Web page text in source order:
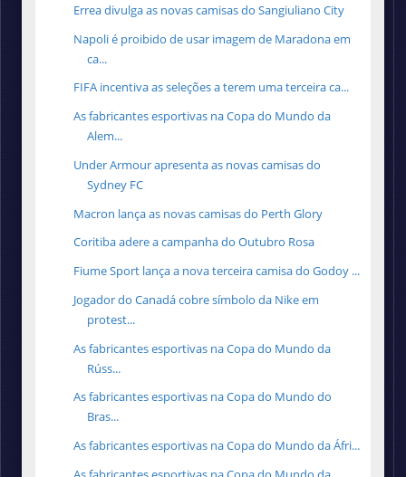
Errea divulga as novas camisas do Sangiuliano City
Napoli é proibido de usar imagem de Maradona em
ca...
FIFA incentiva as seleções a terem uma terceira ca...
As fabricantes esportivas na Copa do Mundo da
Alem...
Under Armour apresenta as novas camisas do
Sydney FC
Macron lança as novas camisas do Perth Glory
Coritiba adere a campanha do Outubro Rosa
Fiume Sport lança a nova terceira camisa do Godoy ...
Jogador do Canadá cobre símbolo da Nike em
protest...
As fabricantes esportivas na Copa do Mundo da
Rúss...
As fabricantes esportivas na Copa do Mundo do
Bras...
As fabricantes esportivas na Copa do Mundo da Áfri...